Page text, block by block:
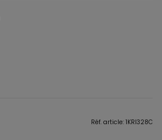
Réf. article: 1KRI328C